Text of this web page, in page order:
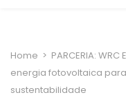
Home > PARCERIA:
energia fotovoltaica
sustentabilidade